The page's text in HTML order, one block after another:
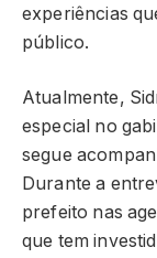
experiências
público.
Atualmente,
especial no
segue
Durante a
prefeito nas
que tem